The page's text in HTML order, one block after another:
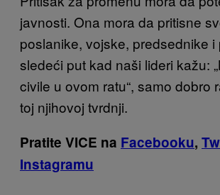
javnosti. Ona mora da pritisne
poslanike, vojske, predsednike i
sledeći put kad naši lideri kažu:
civile u ovom ratu“, samo dobro
toj njihovoj tvrdnji.
Pratite VICE na Facebooku,
Instagramu